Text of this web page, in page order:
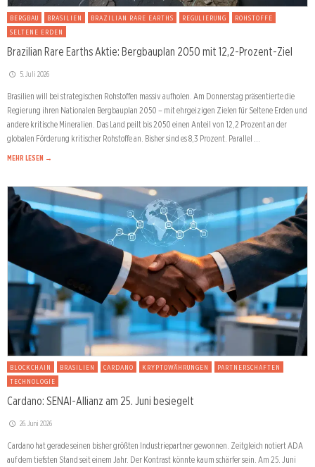
BERGBAU BRASILIEN BRAZILIAN RARE EARTHS REGULIERUNG
ROHSTOFFE
SELTENE ERDEN
Brazilian Rare Earths Aktie: Bergbauplan 2050 mit 12,2-Prozent-Ziel
5. Juli 2026
Brasilien will bei strategischen Rohstoffen massiv aufholen. Am Donnerstag präsentierte die
Regierung ihren Nationalen Bergbauplan 2050 – mit ehrgeizigen Zielen für Seltene Erden und
andere kritische Mineralien. Das Land peilt bis 2050 einen Anteil von 12,2 Prozent an der
globalen Förderung kritischer Rohstoffe an. Bisher sind es 8,3 Prozent. Parallel …
MEHR LESEN →
BLOCKCHAIN BRASILIEN CARDANO KRYPTOWÄHRUNGEN
PARTNERSCHAFTEN
TECHNOLOGIE
Cardano: SENAI-Allianz am 25. Juni besiegelt
26. Juni 2026
Cardano hat gerade seinen bisher größten Industriepartner gewonnen. Zeitgleich notiert ADA
auf dem tiefsten Stand seit einem Jahr. Der Kontrast könnte kaum schärfer sein. Am 25. Juni